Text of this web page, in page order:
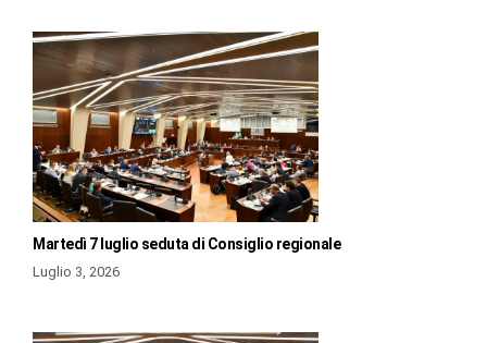
Martedì 7 luglio seduta di Consiglio regionale
Luglio 3, 2026